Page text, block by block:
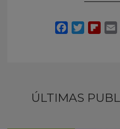
ÚLTIMAS